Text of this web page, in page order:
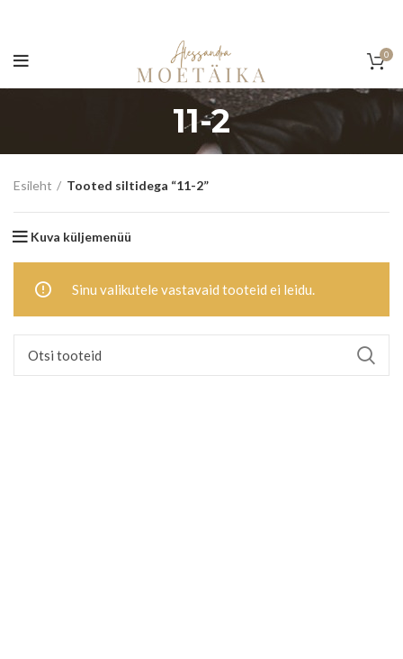
0
11-2
Esileht Tooted siltidega “11-2”
Kuva küljemenüü
Sinu valikutele vastavaid tooteid ei leidu.